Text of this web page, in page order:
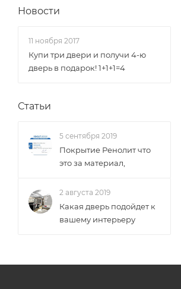
Новости
11 ноября 2017
Купи три двери и получи 4-ю
дверь в подарок! 1+1+1=4
Статьи
5 сентября 2019
Покрытие Ренолит что
это за материал,
2 августа 2019
Какая дверь подойдет к
вашему интерьеру